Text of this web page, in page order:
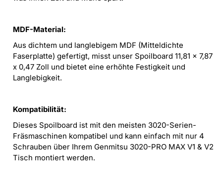
MDF-Material:
Aus dichtem und langlebigem MDF (Mitteldichte
Faserplatte) gefertigt, misst unser Spoilboard 11,81 x 7,87
x 0,47 Zoll und bietet eine erhöhte Festigkeit und
Langlebigkeit.
Kompatibilität:
Dieses Spoilboard ist mit den meisten 3020-Serien-
Fräsmaschinen kompatibel und kann einfach mit nur 4
Schrauben über Ihrem Genmitsu 3020-PRO MAX V1 & V2
Tisch montiert werden.